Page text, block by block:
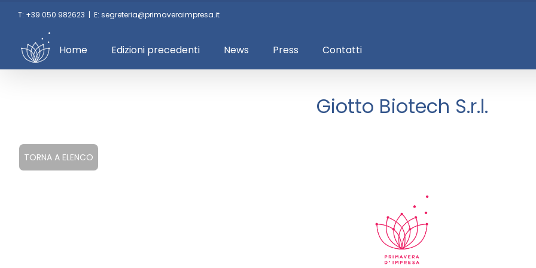
T: +39 050 982623 | E: segreteria@primaveraimpresa.it
Home Edizioni precedenti News Press Contatti
Giotto Biotech S.r.l.
TORNA A ELENCO